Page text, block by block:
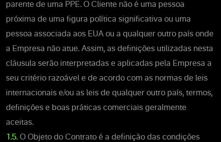
parente de uma PPE. O Cliente não é uma pessoa
próxima de uma figura política significativa ou uma
pessoa associada aos EUA ou a qualquer outro país onde
a Empresa não atue. Assim, as definições utilizadas nesta
cláusula serão interpretadas e aplicadas pela Empresa a
seu critério razoável e de acordo com as normas de leis
internacionais e/ou as leis de qualquer outro país, termos,
definições e boas práticas comerciais geralmente
aceitas.
1.5. O Objeto do Contrato é a definição das condições